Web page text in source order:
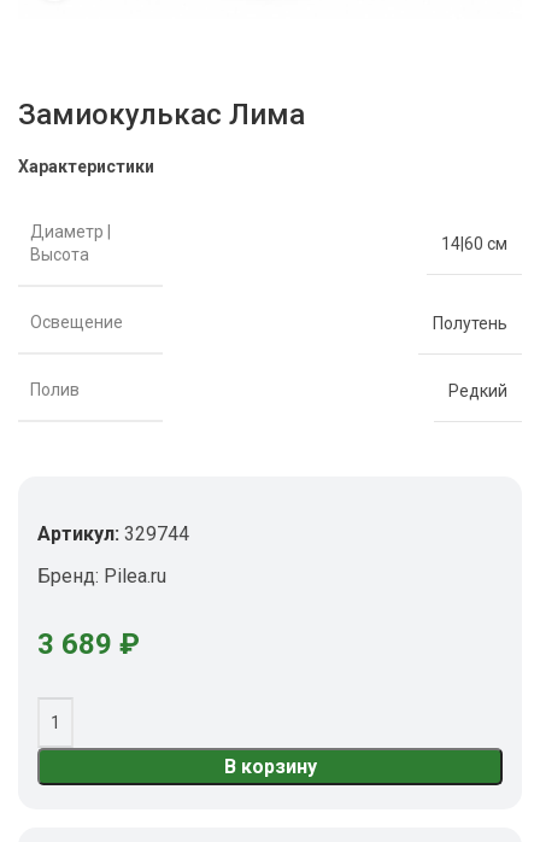
Замиокулькас Лима
Характеристики
Диаметр |
Высота
14|60 см
Освещение Полутень
Полив Редкий
Артикул: 329744
Бренд: Pilea.ru
3 689 ₽
В корзину